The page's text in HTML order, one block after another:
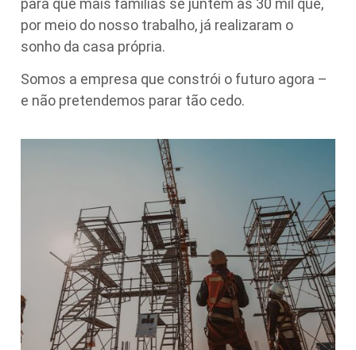
para que mais famílias se juntem às 30 mil que,
por meio do nosso trabalho, já realizaram o
sonho da casa própria.
Somos a empresa que constrói o futuro agora –
e não pretendemos parar tão cedo.